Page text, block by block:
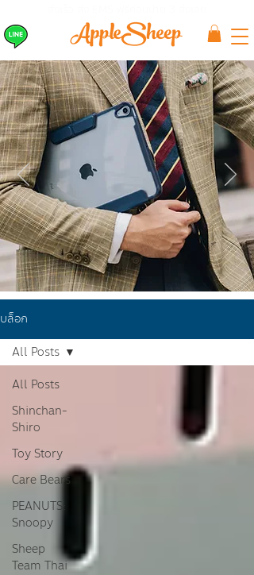
บล็อก
All Posts
Shinchan-
Shiro
Toy Story
Care Bears
PEANUTS:
Snoopy
Sheep
Team Thai
All Posts